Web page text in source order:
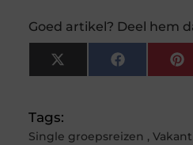
Goed artikel? Deel hem
X
(Twitter)
Facebook
Tags:
Single groepsreizen ,